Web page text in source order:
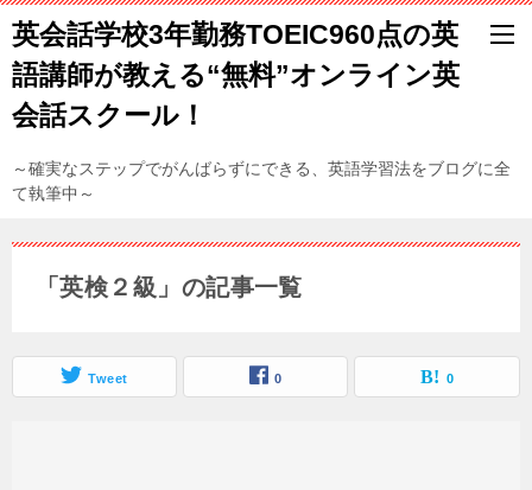
英会話学校3年勤務TOEIC960点の英
語講師が教える“無料”オンライン英
会話スクール！
～確実なステップでがんばらずにできる、英語学習法をブログに全
て執筆中～
「英検２級」の記事一覧
Tweet 0 0